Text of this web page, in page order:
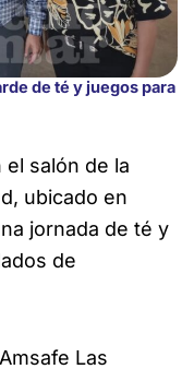
de té y juegos para
salón de la
ubicado en
jornada de té y
de
Las